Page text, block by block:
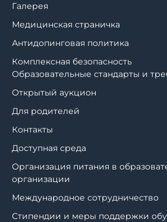
Галерея
Медицинская страничка
Антидопинговая политика
Комплексная безопасность
Образовательные стандарты и
Открытый аукцион
Для родителей
Контакты
Доступная среда
Организация питания в
организации
Международное сотрудничество
Стипендии и меры поддержки